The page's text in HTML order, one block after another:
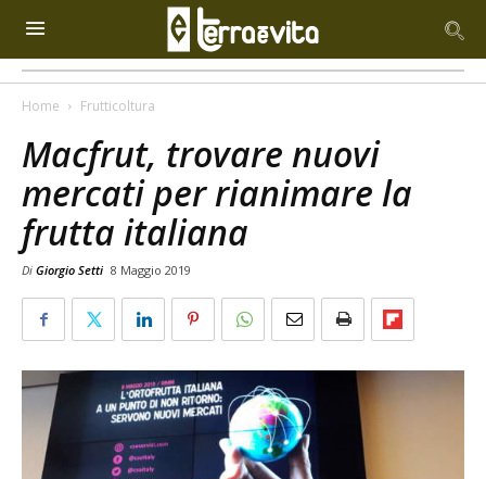
Home Frutticoltura
Macfrut, trovare nuovi
mercati per rianimare la
frutta italiana
Di Giorgio Setti 8 Maggio 2019